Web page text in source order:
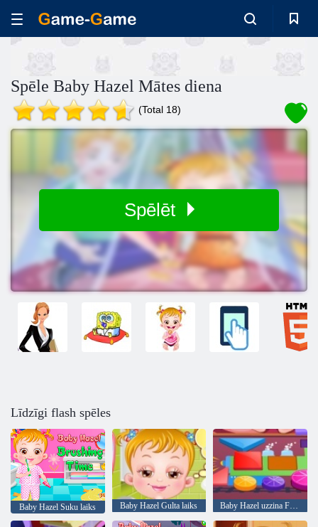
Spēle Baby Hazel Mātes diena
(Total 18)
Spēlēt
Līdzīgi flash spēles
Baby Hazel Suku laiks Baby Hazel Gulta laiks Baby Hazel uzzina Formas